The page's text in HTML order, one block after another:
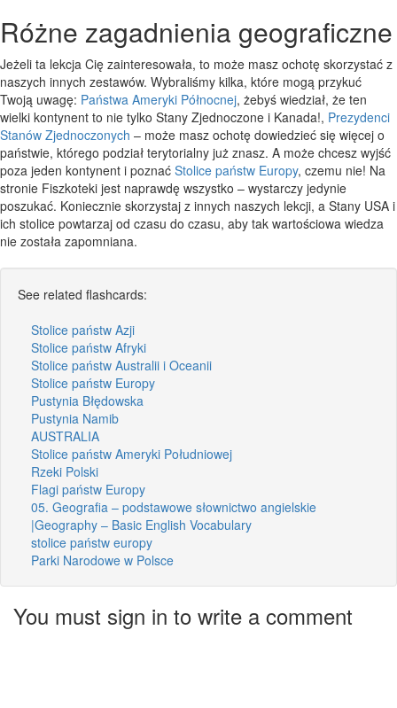
Różne zagadnienia geograficzne
Jeżeli ta lekcja Cię zainteresowała, to może masz ochotę skorzystać z
naszych innych zestawów. Wybraliśmy kilka, które mogą przykuć
Twoją uwagę: Państwa Ameryki Północnej, żebyś wiedział, że ten
wielki kontynent to nie tylko Stany Zjednoczone i Kanada!, Prezydenci
Stanów Zjednoczonych – może masz ochotę dowiedzieć się więcej o
państwie, którego podział terytorialny już znasz. A może chcesz wyjść
poza jeden kontynent i poznać Stolice państw Europy, czemu nie! Na
stronie Fiszkoteki jest naprawdę wszystko – wystarczy jedynie
poszukać. Koniecznie skorzystaj z innych naszych lekcji, a Stany USA i
ich stolice powtarzaj od czasu do czasu, aby tak wartościowa wiedza
nie została zapomniana.
See related flashcards:
Stolice państw Azji
Stolice państw Afryki
Stolice państw Australii i Oceanii
Stolice państw Europy
Pustynia Błędowska
Pustynia Namib
AUSTRALIA
Stolice państw Ameryki Południowej
Rzeki Polski
Flagi państw Europy
05. Geografia – podstawowe słownictwo angielskie
|Geography – Basic English Vocabulary
stolice państw europy
Parki Narodowe w Polsce
You must sign in to write a comment